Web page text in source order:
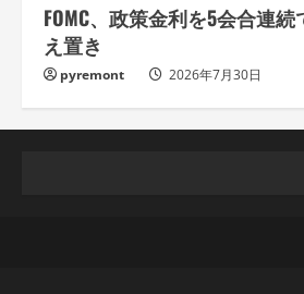
FOMC、政策金利を5会合連続
え置き
pyremont 2026年7月30日